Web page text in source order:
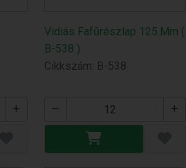
Vidiás Fafűrészlap 125.Mm (
B-538 )
Cikkszám: B-538